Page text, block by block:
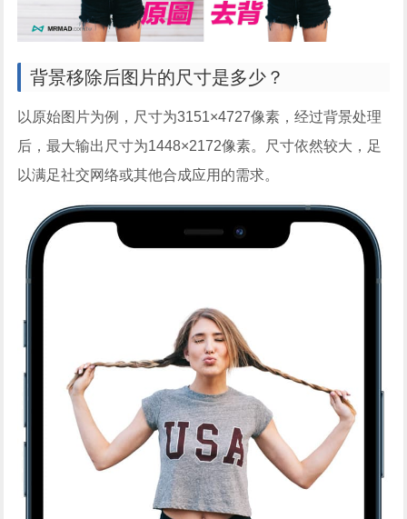
背景移除后图片的尺寸是多少？
以原始图片为例，尺寸为3151×4727像素，经过背景处理
后，最大输出尺寸为1448×2172像素。尺寸依然较大，足
以满足社交网络或其他合成应用的需求。